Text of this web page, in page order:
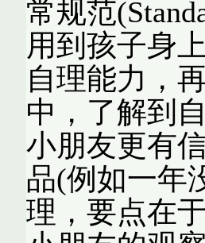
常规范
用到孩子身
自理能力，
中，了解到
小朋友更有
品(例如一年
理，要点在